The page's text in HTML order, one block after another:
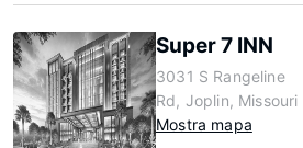
Super 7 INN
3031 S Rangeline
Rd, Joplin,
Mostra mapa